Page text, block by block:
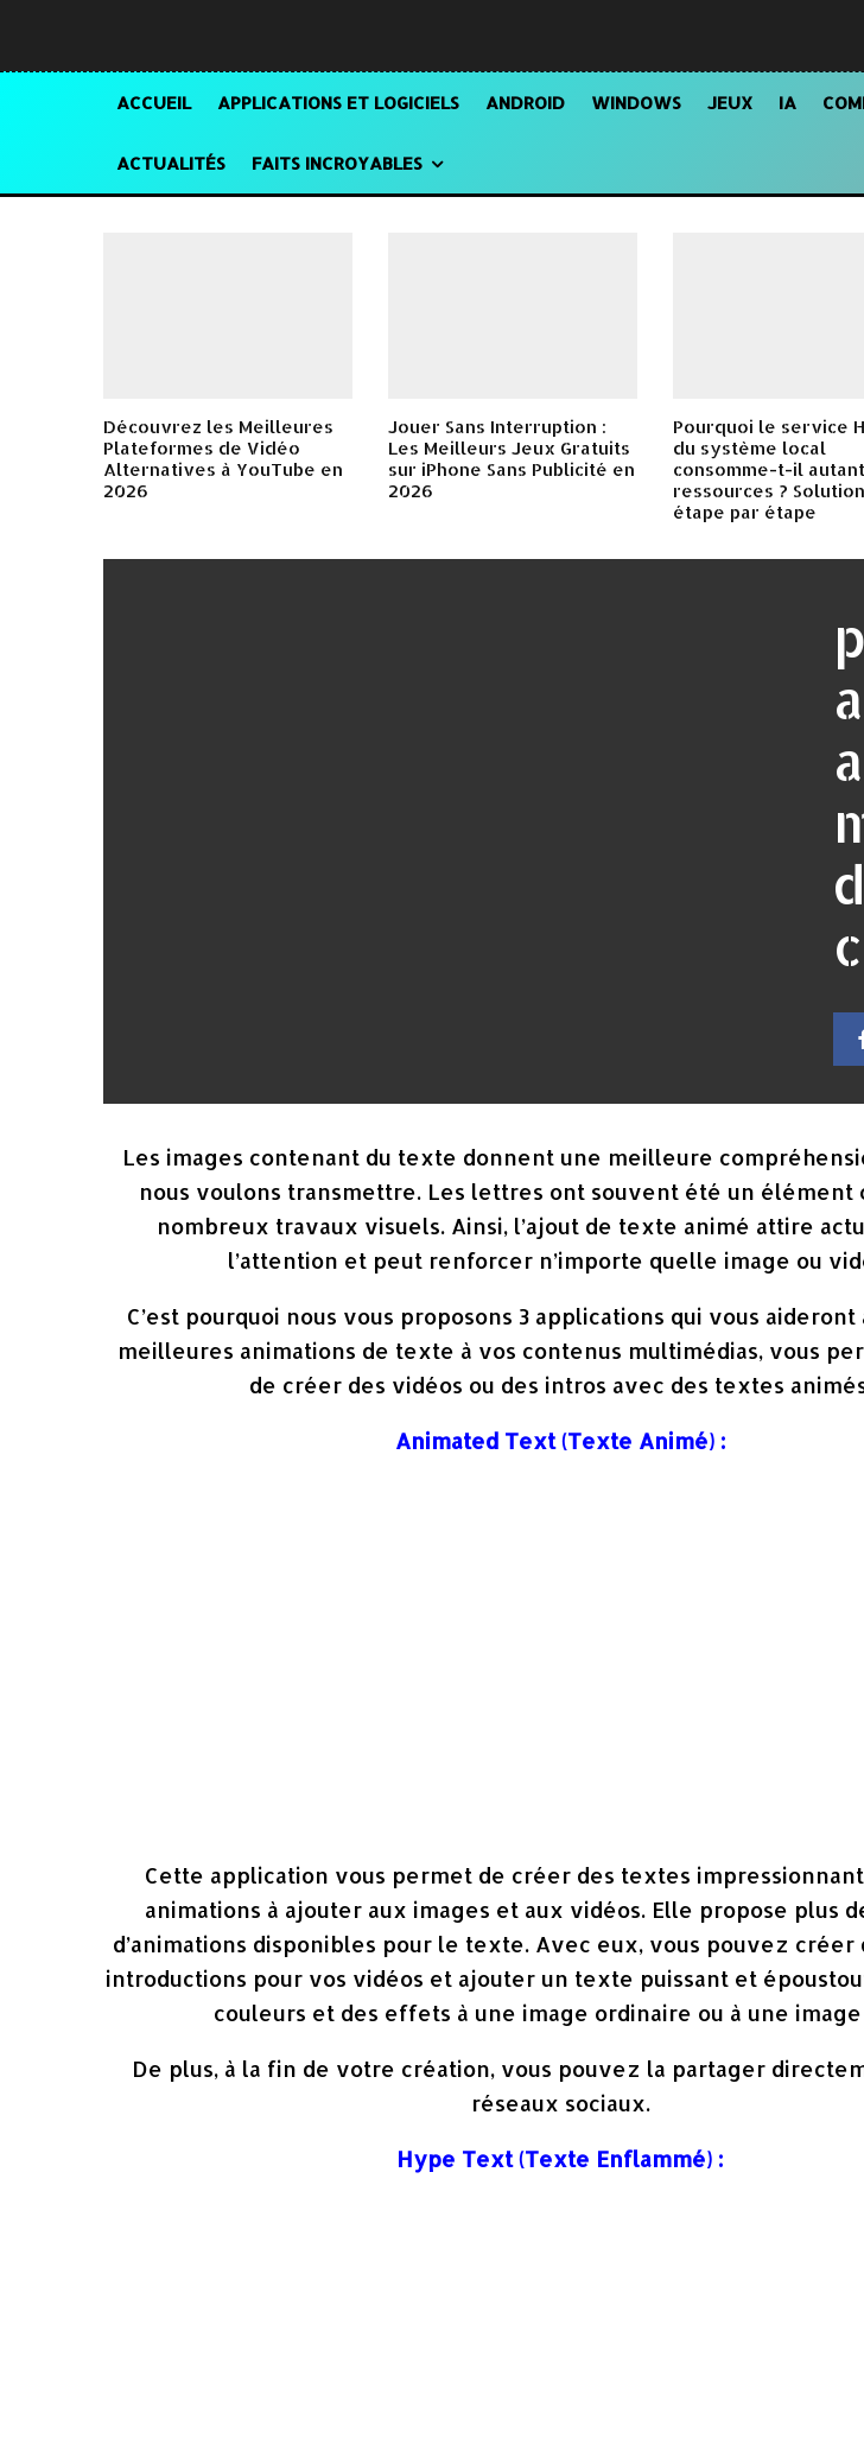
ACCUEIL APPLICATIONS ET LOGICIELS ANDROID WINDOWS JEUX IA
ACTUALITÉS FAITS INCROYABLES
Découvrez les Meilleures
Plateformes de Vidéo
Alternatives à YouTube en
2026
Jouer Sans Interruption :
Les Meilleurs Jeux Gratuits
sur iPhone Sans Publicité en
2026
Pourquoi le service
du système local
consomme-t-il
ressources ?
étape par étape
Les images contenant du texte donnent une meilleure
nous voulons transmettre. Les lettres ont souvent été un élément
nombreux travaux visuels. Ainsi, l’ajout de texte animé attire
l’attention et peut renforcer n’importe quelle image ou
C’est pourquoi nous vous proposons 3 applications qui vous
meilleures animations de texte à vos contenus multimédias, vous
de créer des vidéos ou des intros avec des textes
Animated Text (Texte Animé):
Cette application vous permet de créer des textes
animations à ajouter aux images et aux vidéos. Elle propose plus
d’animations disponibles pour le texte. Avec eux, vous pouvez créer
introductions pour vos vidéos et ajouter un texte puissant et
couleurs et des effets à une image ordinaire ou à une image
De plus, à la fin de votre création, vous pouvez la partager
réseaux sociaux.
Hype Text (Texte Enflammé) :